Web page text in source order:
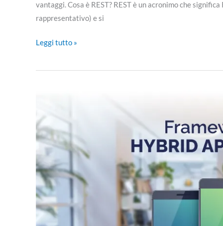
vantaggi. Cosa è REST? REST è un acronimo che
rappresentativo) e si
Leggi tutto »
lo
sviluppo
applicazioni
ibride